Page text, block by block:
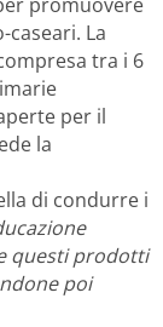
La
tra i 6
per il
la
di condurre i
questi prodotti
poi